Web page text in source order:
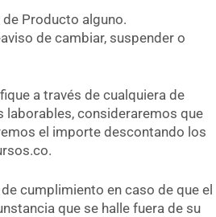
Producto alguno.
de cambiar, suspender o
a través de cualquiera de
laborables, consideraremos que
el importe descontando los
cumplimiento en caso de que el
que se halle fuera de su